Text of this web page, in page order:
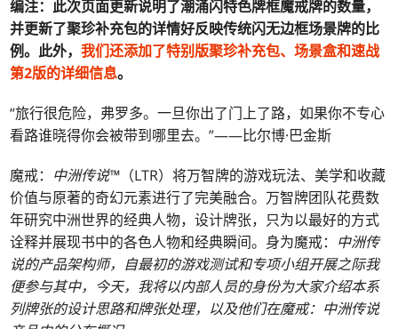
编注：此次页面更新说明了潮涌闪特色牌框魔戒牌的数量，
并更新了聚珍补充包的详情好反映传统闪无边框场景牌的比
例。此外，我们还添加了特别版聚珍补充包、场景盒和速战
第2版的详细信息。
“旅行很危险，弗罗多。一旦你出了门上了路，如果你不专心
看路谁晓得你会被带到哪里去。”——比尔博·巴金斯
魔戒： 中洲传说™ （LTR）将万智牌的游戏玩法、美学和收藏
价值与原著的奇幻元素进行了完美融合。万智牌团队花费数
年研究中洲世界的经典人物，设计牌张，只为以最好的方式
诠释并展现书中的各色人物和经典瞬间。身为魔戒： 中洲传
说的产品架构师，自最初的游戏测试和专项小组开展之际我
便参与其中，今天，我将以内部人员的身份为大家介绍本系
列牌张的设计思路和牌张处理，以及他们在魔戒： 中洲传说